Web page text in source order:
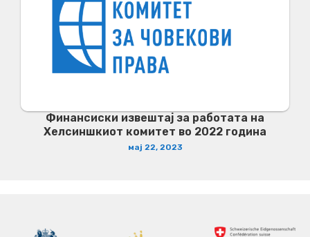
Финансиски извештај за работата на
Хелсиншкиот комитет во 2022 година
мај 22, 2023